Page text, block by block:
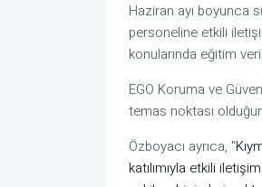
Haziran ayı boyunca
personeline etkili
konularında eğitim
EGO Koruma ve
temas noktası
Özboyacı ayrıca, "
katılımıyla etkili